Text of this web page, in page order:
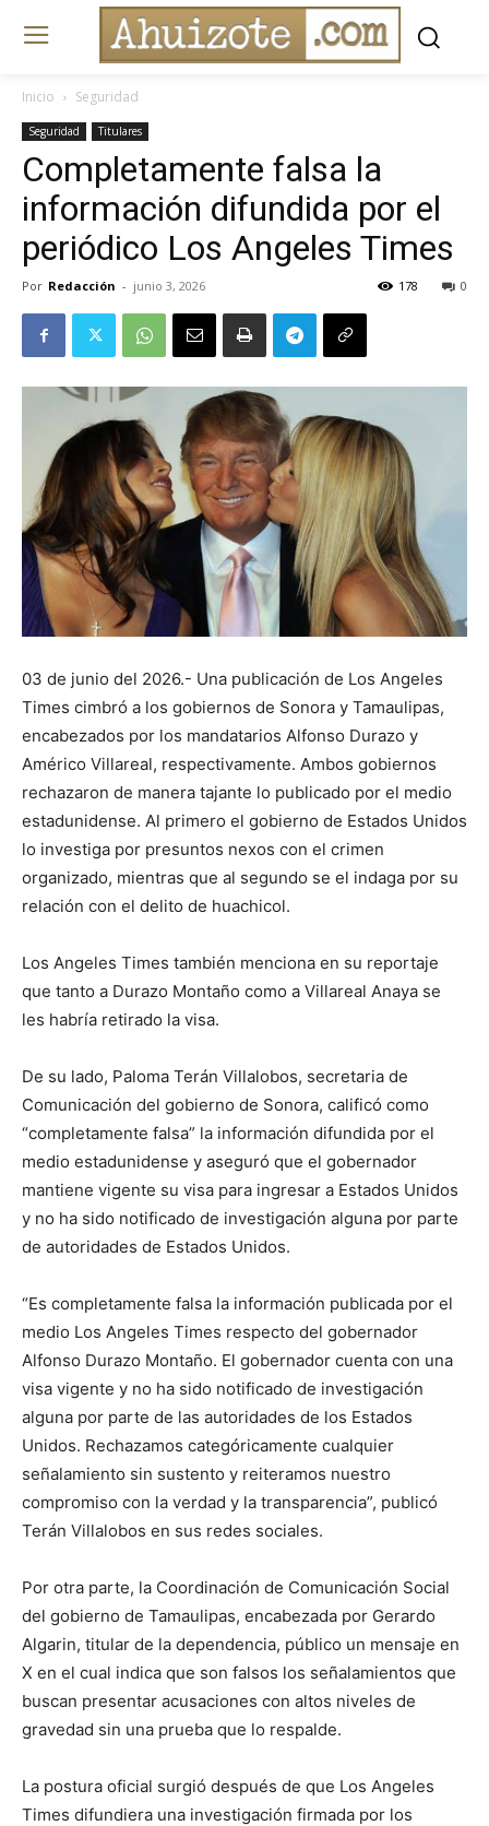
Inicio Seguridad
Seguridad Titulares
Completamente falsa la
información difundida por el
periódico Los Angeles Times
Por Redacción - junio 3, 2026 0
178
03 de junio del 2026.- Una publicación de Los Angeles
Times cimbró a los gobiernos de Sonora y Tamaulipas,
encabezados por los mandatarios Alfonso Durazo y
Américo Villareal, respectivamente. Ambos gobiernos
rechazaron de manera tajante lo publicado por el medio
estadunidense. Al primero el gobierno de Estados Unidos
lo investiga por presuntos nexos con el crimen
organizado, mientras que al segundo se el indaga por su
relación con el delito de huachicol.
Los Angeles Times también menciona en su reportaje
que tanto a Durazo Montaño como a Villareal Anaya se
les habría retirado la visa.
De su lado, Paloma Terán Villalobos, secretaria de
Comunicación del gobierno de Sonora, calificó como
“completamente falsa” la información difundida por el
medio estadunidense y aseguró que el gobernador
mantiene vigente su visa para ingresar a Estados Unidos
y no ha sido notificado de investigación alguna por parte
de autoridades de Estados Unidos.
“Es completamente falsa la información publicada por el
medio Los Angeles Times respecto del gobernador
Alfonso Durazo Montaño. El gobernador cuenta con una
visa vigente y no ha sido notificado de investigación
alguna por parte de las autoridades de los Estados
Unidos. Rechazamos categóricamente cualquier
señalamiento sin sustento y reiteramos nuestro
compromiso con la verdad y la transparencia”, publicó
Terán Villalobos en sus redes sociales.
Por otra parte, la Coordinación de Comunicación Social
del gobierno de Tamaulipas, encabezada por Gerardo
Algarin, titular de la dependencia, público un mensaje en
X en el cual indica que son falsos los señalamientos que
buscan presentar acusaciones con altos niveles de
gravedad sin una prueba que lo respalde.
La postura oficial surgió después de que Los Angeles
Times difundiera una investigación firmada por los